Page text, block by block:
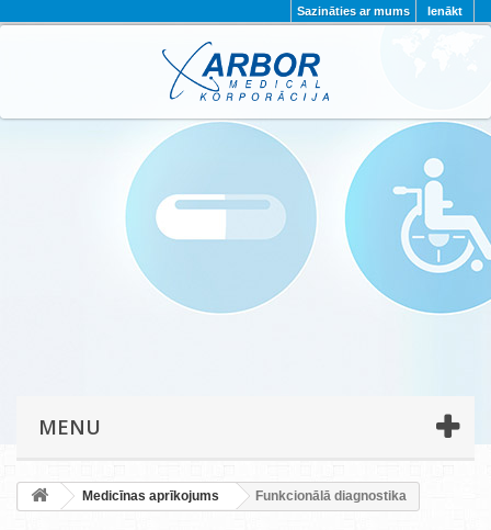
Ienākt
Sazināties ar mums
PAR MUMS PROJEKTI
KONTAKTI
PRIVĀTUMA POLITIKA
MENU
Medicīnas aprīkojums Funkcionālā diagnostika